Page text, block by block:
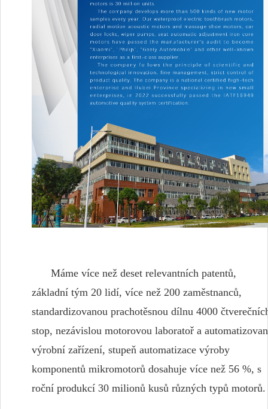
Máme více než deset relevantních patentů,
základní tým 20 lidí, více než 200 zaměstnanců,
standardizovanou prachotěsnou dílnu 4000
stop, nezávislou motorovou laboratoř a
výrobní zařízení, stupeň automatizace výroby
komponentů mikromotorů dosahuje více než 56 %, s
roční produkcí 30 milionů kusů různých typů motorů.